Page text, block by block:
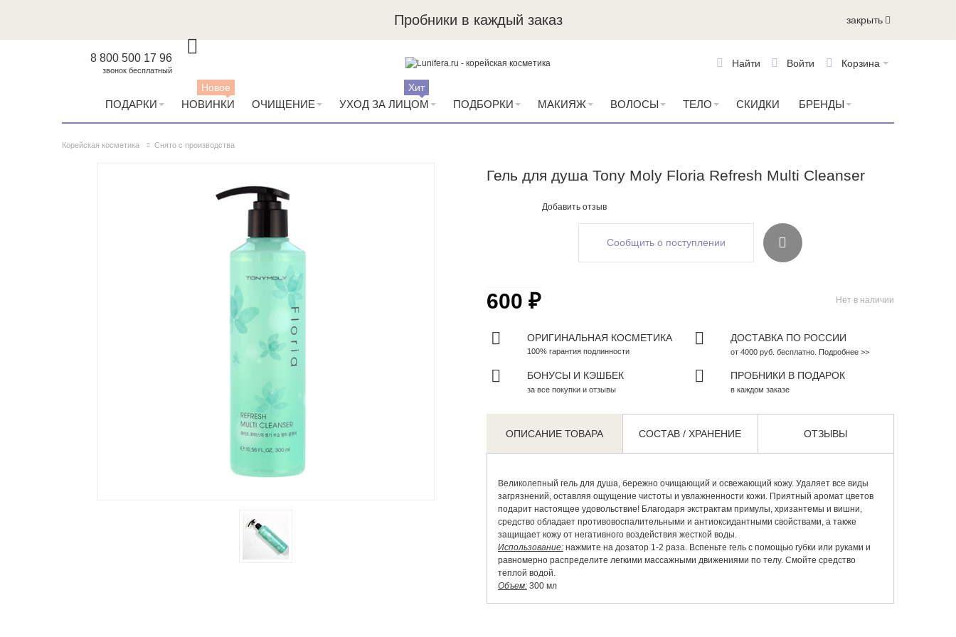
Пробники в каждый заказ закрыть
8 800 500 17 96
звонок бесплатный
Корзина
Войти
Найти
ПОДАРКИ НОВИНКИ
Новое
ОЧИЩЕНИЕ УХОД ЗА ЛИЦОМ
Хит
ПОДБОРКИ МАКИЯЖ ВОЛОСЫ ТЕЛО СКИДКИ БРЕНДЫ
Корейская косметика Снято с производства
Гель для душа Tony Moly Floria Refresh Multi Cleanser
Добавить отзыв
Сообщить о поступлении
Нет в наличии
600 ₽
ОРИГИНАЛЬНАЯ КОСМЕТИКА
100% гарантия подлинности
ДОСТАВКА ПО РОССИИ
от 4000 руб. бесплатно. Подробнее >>
БОНУСЫ И КЭШБЕК
за все покупки и отзывы
ПРОБНИКИ В ПОДАРОК
в каждом заказе
ОПИСАНИЕ ТОВАРА СОСТАВ / ХРАНЕНИЕ ОТЗЫВЫ
Великолепный гель для душа, бережно очищающий и освежающий кожу. Удаляет все виды
загрязнений, оставляя ощущение чистоты и увлажненности кожи. Приятный аромат цветов
подарит настоящее удовольствие! Благодаря экстрактам примулы, хризантемы и вишни,
средство обладает противовоспалительными и антиоксидантными свойствами, а также
защищает кожу от негативного воздействия жесткой воды.
Использование:нажмите на дозатор 1-2 раза. Вспеньте гель с помощью губки или руками и
равномерно распределите легкими массажными движениями по телу. Смойте средство
теплой водой.
Объем:300 мл